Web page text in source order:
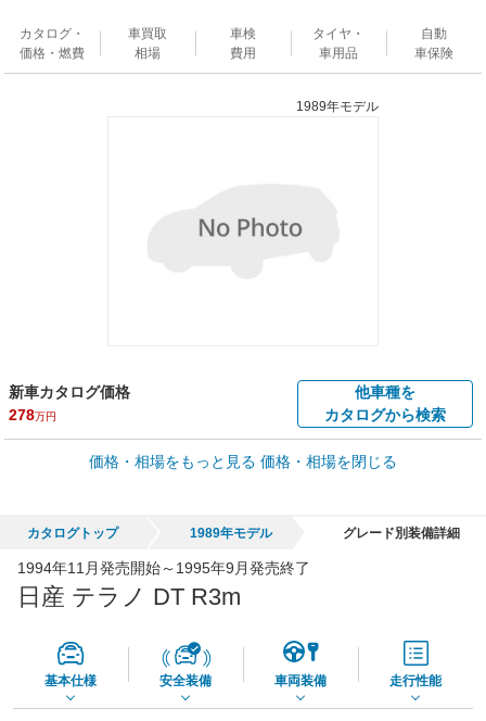
カタログ・
価格・燃費
車買取
相場
車検
費用
タイヤ・
車用品
自動
車保険
1989年モデル
新車カタログ価格
278万円
他車種を
カタログから検索
車買取価格 *
車買取相場
73,850円
価格・相場をもっと見る 価格・相場を閉じる
カタログトップ 1989年モデル グレード別装備詳細
1994年11月発売開始～1995年9月発売終了
日産 テラノ DT R3m
基本仕様 安全装備 車両装備 走行性能